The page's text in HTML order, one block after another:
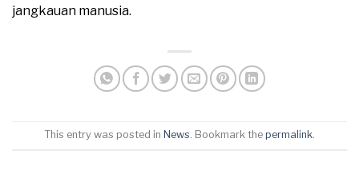
jangkauan manusia.
This entry was posted in News. Bookmark the permalink.